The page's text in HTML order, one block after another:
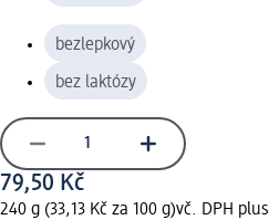
bezlepkový
bez laktózy
79,50 Kč
240 g (33,13 Kč za 100 g)vč. DPH plus